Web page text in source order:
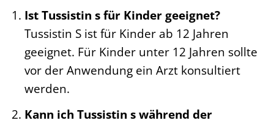
Ist Tussistin s für Kinder geeignet?
Tussistin S ist für Kinder ab 12 Jahren
geeignet. Für Kinder unter 12 Jahren sollte
vor der Anwendung ein Arzt konsultiert
werden.
Kann ich Tussistin s während der